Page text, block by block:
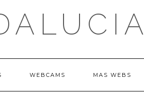
WEBCAMS MAS WEBS